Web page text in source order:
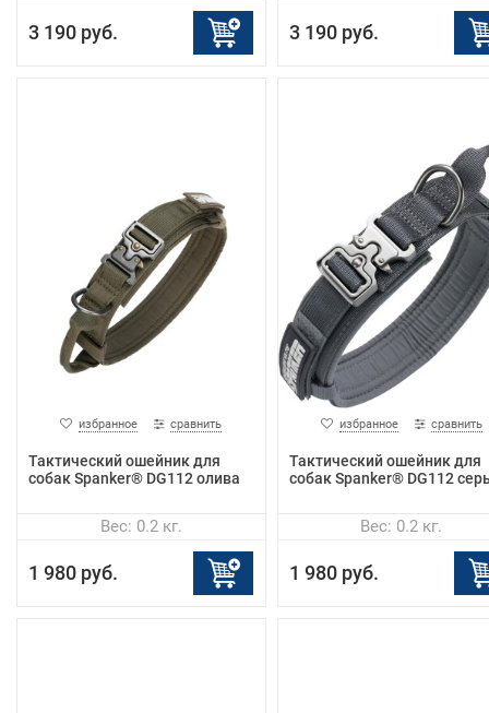
3 190 руб. 3 190 руб.
избранное сравнить
Тактический ошейник для
собак Spanker® DG112 олива
Вес: 0.2 кг.
1 980 руб.
избранное сравнить
Тактический ошейник для
собак Spanker® DG112
Вес: 0.2 кг.
1 980 руб.